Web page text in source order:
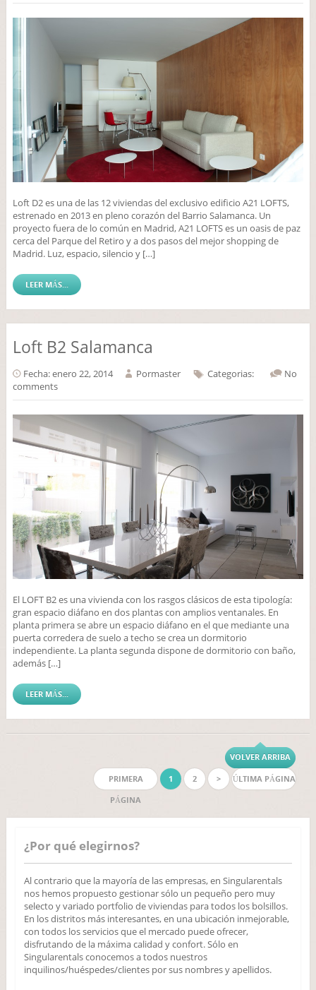
Loft D2 es una de las 12 viviendas del exclusivo edificio A21 LOFTS,
estrenado en 2013 en pleno corazón del Barrio Salamanca. Un
proyecto fuera de lo común en Madrid, A21 LOFTS es un oasis de paz
cerca del Parque del Retiro y a dos pasos del mejor shopping de
Madrid. Luz, espacio, silencio y […]
LEER MÁS...
Loft B2 Salamanca
Fecha: enero 22, 2014 Pormaster Categorias:
No
comments
El LOFT B2 es una vivienda con los rasgos clásicos de esta tipología:
gran espacio diáfano en dos plantas con amplios ventanales. En
planta primera se abre un espacio diáfano en el que mediante una
puerta corredera de suelo a techo se crea un dormitorio
independiente. La planta segunda dispone de dormitorio con baño,
además […]
LEER MÁS...
VOLVER ARRIBA
PRIMERA
PÁGINA
1 2 > ÚLTIMA PÁGINA
¿Por qué elegirnos?
Al contrario que la mayoría de las empresas, en Singularentals
nos hemos propuesto gestionar sólo un pequeño pero muy
selecto y variado portfolio de viviendas para todos los bolsillos.
En los distritos más interesantes, en una ubicación inmejorable,
con todos los servicios que el mercado puede ofrecer,
disfrutando de la máxima calidad y confort. Sólo en
Singularentals conocemos a todos nuestros
inquilinos/huéspedes/clientes por sus nombres y apellidos.